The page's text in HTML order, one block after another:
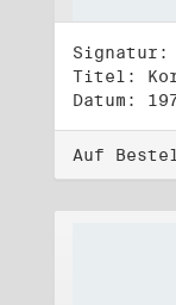
Signatur:
Titel:
Datum:
Auf